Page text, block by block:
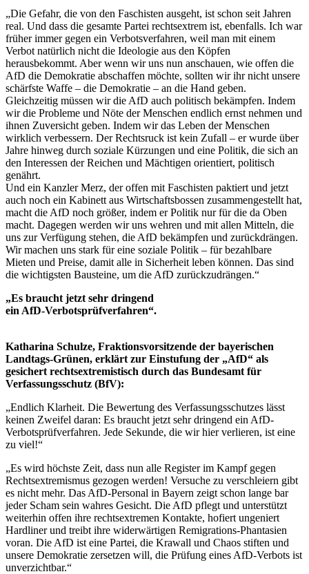
„Die Gefahr, die von den Faschisten ausgeht, ist schon seit Jahren
real. Und dass die gesamte Partei rechtsextrem ist, ebenfalls. Ich war
früher immer gegen ein Verbotsverfahren, weil man mit einem
Verbot natürlich nicht die Ideologie aus den Köpfen
herausbekommt. Aber wenn wir uns nun anschauen, wie offen die
AfD die Demokratie abschaffen möchte, sollten wir ihr nicht unsere
schärfste Waffe – die Demokratie – an die Hand geben.
Gleichzeitig müssen wir die AfD auch politisch bekämpfen. Indem
wir die Probleme und Nöte der Menschen endlich ernst nehmen und
ihnen Zuversicht geben. Indem wir das Leben der Menschen
wirklich verbessern. Der Rechtsruck ist kein Zufall – er wurde über
Jahre hinweg durch soziale Kürzungen und eine Politik, die sich an
den Interessen der Reichen und Mächtigen orientiert, politisch
genährt.
Und ein Kanzler Merz, der offen mit Faschisten paktiert und jetzt
auch noch ein Kabinett aus Wirtschaftsbossen zusammengestellt hat,
macht die AfD noch größer, indem er Politik nur für die da Oben
macht. Dagegen werden wir uns wehren und mit allen Mitteln, die
uns zur Verfügung stehen, die AfD bekämpfen und zurückdrängen.
Wir machen uns stark für eine soziale Politik – für bezahlbare
Mieten und Preise, damit alle in Sicherheit leben können. Das sind
die wichtigsten Bausteine, um die AfD zurückzudrängen.“
„Es braucht jetzt sehr dringend
ein AfD-Verbotsprüfverfahren“.
Katharina Schulze, Fraktionsvorsitzende der bayerischen
Landtags-Grünen, erklärt zur Einstufung der „AfD“ als
gesichert rechtsextremistisch durch das Bundesamt für
Verfassungsschutz (BfV):
„Endlich Klarheit. Die Bewertung des Verfassungsschutzes lässt
keinen Zweifel daran: Es braucht jetzt sehr dringend ein AfD-
Verbotsprüfverfahren. Jede Sekunde, die wir hier verlieren, ist eine
zu viel!“
„Es wird höchste Zeit, dass nun alle Register im Kampf gegen
Rechtsextremismus gezogen werden! Versuche zu verschleiern gibt
es nicht mehr. Das AfD-Personal in Bayern zeigt schon lange bar
jeder Scham sein wahres Gesicht. Die AfD pflegt und unterstützt
weiterhin offen ihre rechtsextremen Kontakte, hofiert ungeniert
Hardliner und treibt ihre widerwärtigen Remigrations-Phantasien
voran. Die AfD ist eine Partei, die Krawall und Chaos stiften und
unsere Demokratie zersetzen will, die Prüfung eines AfD-Verbots ist
unverzichtbar.“